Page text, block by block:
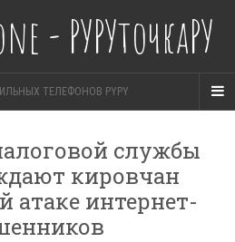
- РУРУточкаРУ
ТЕЛЕФОНОВ PYPY
службы
кировчан
атаке интернет-